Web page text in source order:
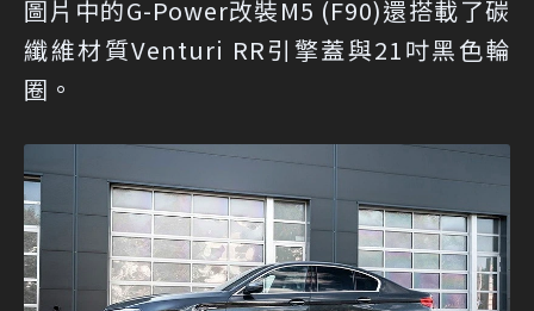
圖片中的G-Power改裝M5 (F90)還搭載了碳
纖維材質Venturi RR引擎蓋與21吋黑色輪
圈。